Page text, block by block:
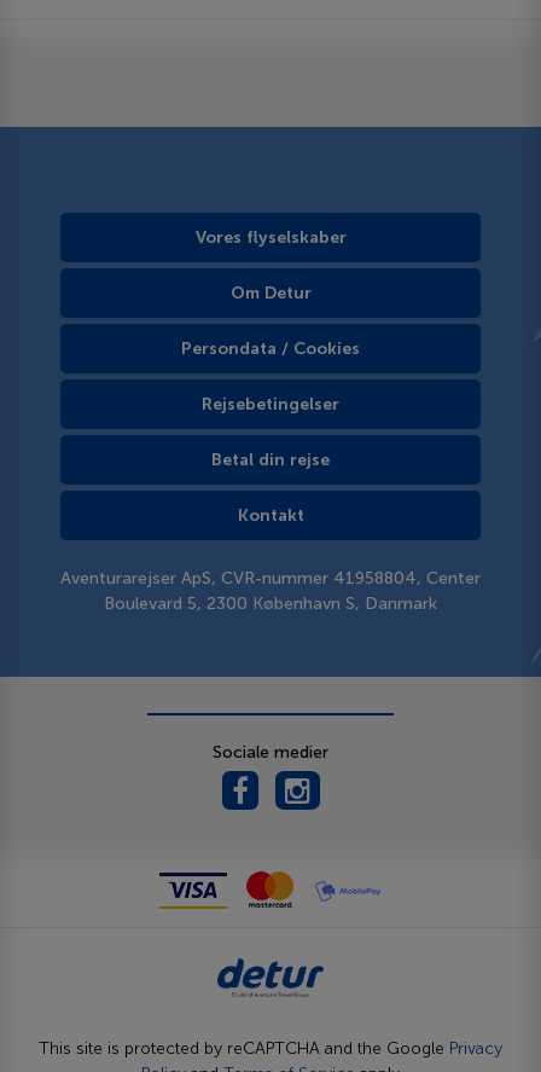
Vores flyselskaber
Om Detur
Persondata / Cookies
Rejsebetingelser
Betal din rejse
Kontakt
Aventurarejser ApS, CVR-nummer 41958804, Center
Boulevard 5, 2300 København S, Danmark
Sociale medier
This site is protected by reCAPTCHA and the Google Privacy